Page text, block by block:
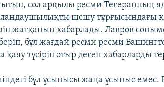
сол арқылы ресми Тегеранның
шешу тұрғысындағы
жатқанын хабарлады. Лавров
бұл жағдай ресми ресми
түсіріп отыр деген хабарларды
бұл ұсынысы жаңа ұсыныс емес.